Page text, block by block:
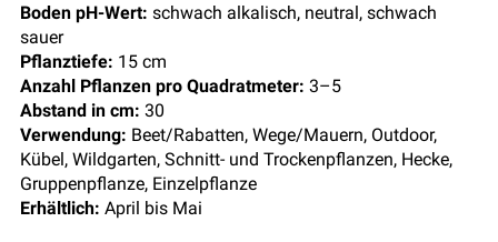
Boden pH-Wert: schwach alkalisch, neutral, schwach
sauer
Pflanztiefe: 15 cm
Anzahl Pflanzen pro Quadratmeter: 3–5
Abstand in cm: 30
Verwendung: Beet/Rabatten, Wege/Mauern, Outdoor,
Kübel, Wildgarten, Schnitt- und Trockenpflanzen, Hecke,
Gruppenpflanze, Einzelpflanze
Erhältlich: April bis Mai